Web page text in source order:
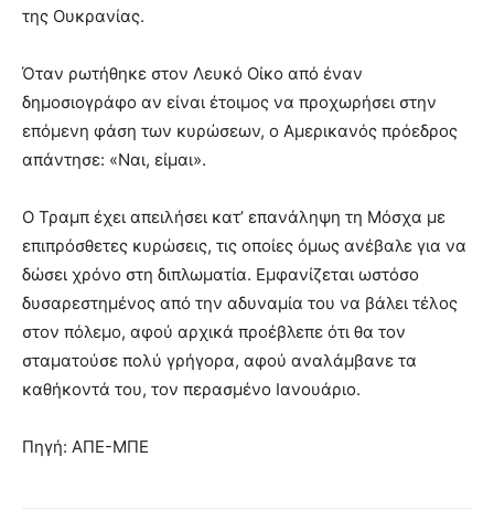
της Ουκρανίας.
Όταν ρωτήθηκε στον Λευκό Οίκο από έναν
δημοσιογράφο αν είναι έτοιμος να προχωρήσει στην
επόμενη φάση των κυρώσεων, ο Αμερικανός πρόεδρος
απάντησε: «Ναι, είμαι».
Ο Τραμπ έχει απειλήσει κατ’ επανάληψη τη Μόσχα με
επιπρόσθετες κυρώσεις, τις οποίες όμως ανέβαλε για να
δώσει χρόνο στη διπλωματία. Εμφανίζεται ωστόσο
δυσαρεστημένος από την αδυναμία του να βάλει τέλος
στον πόλεμο, αφού αρχικά προέβλεπε ότι θα τον
σταματούσε πολύ γρήγορα, αφού αναλάμβανε τα
καθήκοντά του, τον περασμένο Ιανουάριο.
Πηγή: ΑΠΕ-ΜΠΕ